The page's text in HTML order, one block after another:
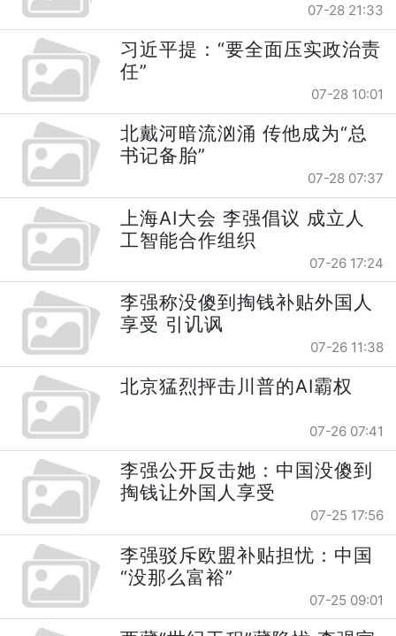
07-28 21:33
习近平提：“要全面压实政治责
任”
07-28 10:01
北戴河暗流汹涌 传他成为“总
书记备胎”
07-28 07:37
上海AI大会 李强倡议 成立人
工智能合作组织
07-26 17:24
李强称没傻到掏钱补贴外国人
享受 引讥讽
07-26 11:38
北京猛烈抨击川普的AI霸权
07-26 07:41
李强公开反击她：中国没傻到
掏钱让外国人享受
07-25 17:56
李强驳斥欧盟补贴担忧：中国
“没那么富裕”
07-25 09:01